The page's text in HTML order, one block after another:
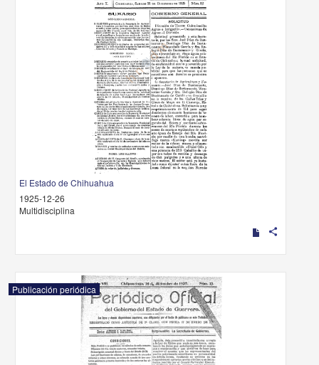
El Estado de Chihuahua
1925-12-26
Multidisciplina
share
Publicación periódica